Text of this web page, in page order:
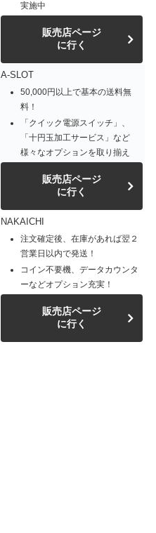
実施中
販売店ページ
に行く
A-SLOT
50,000円以上で基本の送料無
料！
「クイック電源スイッチ」、
「十円玉加工サービス」など
様々なオプションを取り揃え
販売店ページ
に行く
NAKAICHI
注文確定後、在庫があれば翌２
営業日以内で発送！
コイン不要機、データカウンタ
ーなどオプション充実！
販売店ページ
に行く